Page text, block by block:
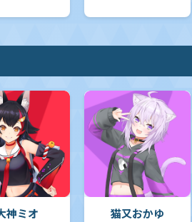
神ミオ 猫又おかゆ